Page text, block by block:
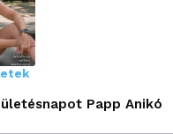
Papp Anikó